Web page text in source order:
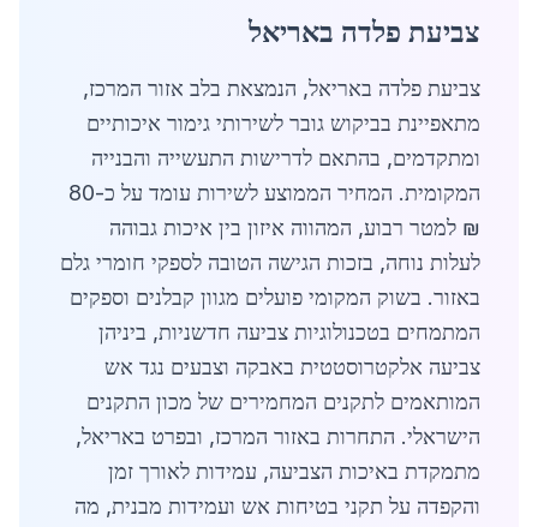
צביעת פלדה באריאל
צביעת פלדה באריאל, הנמצאת בלב אזור המרכז,
מתאפיינת בביקוש גובר לשירותי גימור איכותיים
ומתקדמים, בהתאם לדרישות התעשייה והבנייה
המקומית. המחיר הממוצע לשירות עומד על כ-80
₪ למטר רבוע, המהווה איזון בין איכות גבוהה
לעלות נוחה, בזכות הגישה הטובה לספקי חומרי גלם
באזור. בשוק המקומי פועלים מגוון קבלנים וספקים
המתמחים בטכנולוגיות צביעה חדשניות, ביניהן
צביעה אלקטרוסטטית באבקה וצבעים נגד אש
המותאמים לתקנים המחמירים של מכון התקנים
הישראלי. התחרות באזור המרכז, ובפרט באריאל,
מתמקדת באיכות הצביעה, עמידות לאורך זמן
והקפדה על תקני בטיחות אש ועמידות מבנית, מה